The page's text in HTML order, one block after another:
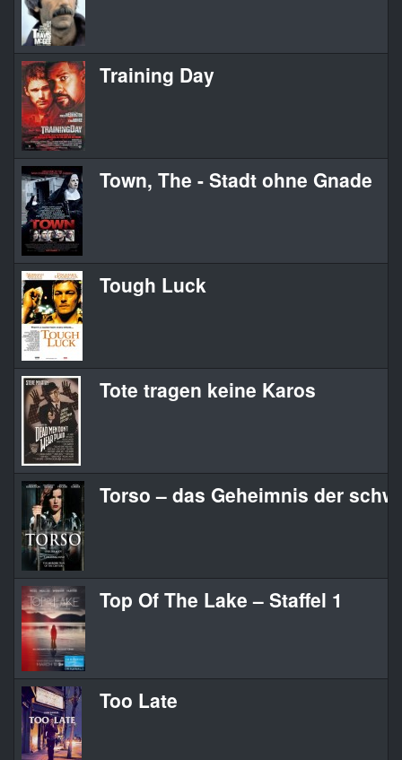
Training Day
Town, The - Stadt ohne Gnade
Tough Luck
Tote tragen keine Karos
Torso – das Geheimnis der
Top Of The Lake – Staffel 1
Too Late